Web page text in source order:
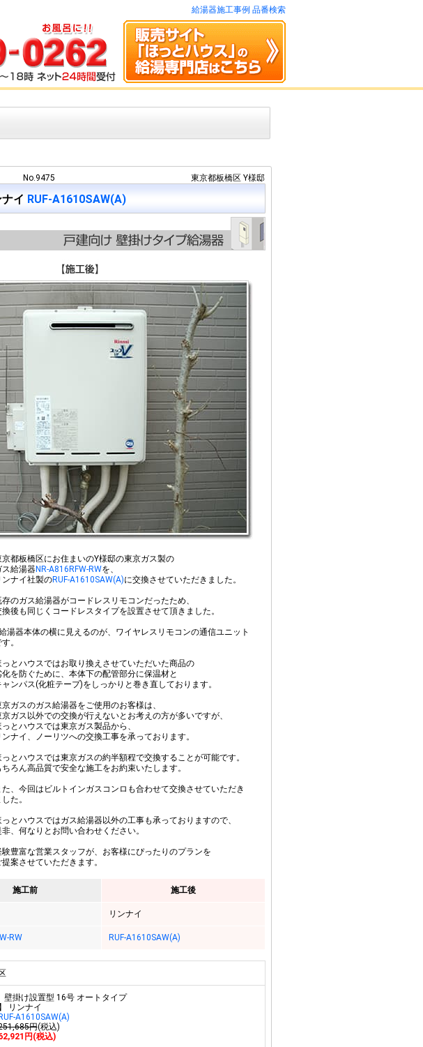
給湯器施工事例 品番検索
No.9475 東京都板橋区 Y様邸
イ RUF-A1610SAW(A)
京都板橋区にお住まいのY様邸の東京ガス製の
ス給湯器NR-A816RFW-RWを、
ンナイ社製のRUF-A1610SAW(A)に交換させていただきました。
存のガス給湯器がコードレスリモコンだったため、
換後も同じくコードレスタイプを設置させて頂きました。
湯器本体の横に見えるのが、ワイヤレスリモコンの通信ユニット
。
っとハウスではお取り換えさせていただいた商品の
化を防ぐために、本体下の配管部分に保温材と
ャンパス(化粧テープ)をしっかりと巻き直しております。
京ガスのガス給湯器をご使用のお客様は、
京ガス以外での交換が行えないとお考えの方が多いですが、
っとハウスでは東京ガス製品から、
ンナイ、ノーリツへの交換工事を承っております。
っとハウスでは東京ガスの約半額程で交換することが可能です。
ちろん高品質で安全な施工をお約束いたします。
た、今回はビルトインガスコンロも合わせて交換させていただき
した。
っとハウスではガス給湯器以外の工事も承っておりますので、
非、何なりとお問い合わせください。
験豊富な営業スタッフが、お客様にぴったりのプランを
提案させていただきます。
施工前 施工後
リンナイ
RW RUF-A1610SAW(A)
壁掛け設置型 16号 オートタイプ
リンナイ
RUF-A1610SAW(A)
円(税込)
円(税込)